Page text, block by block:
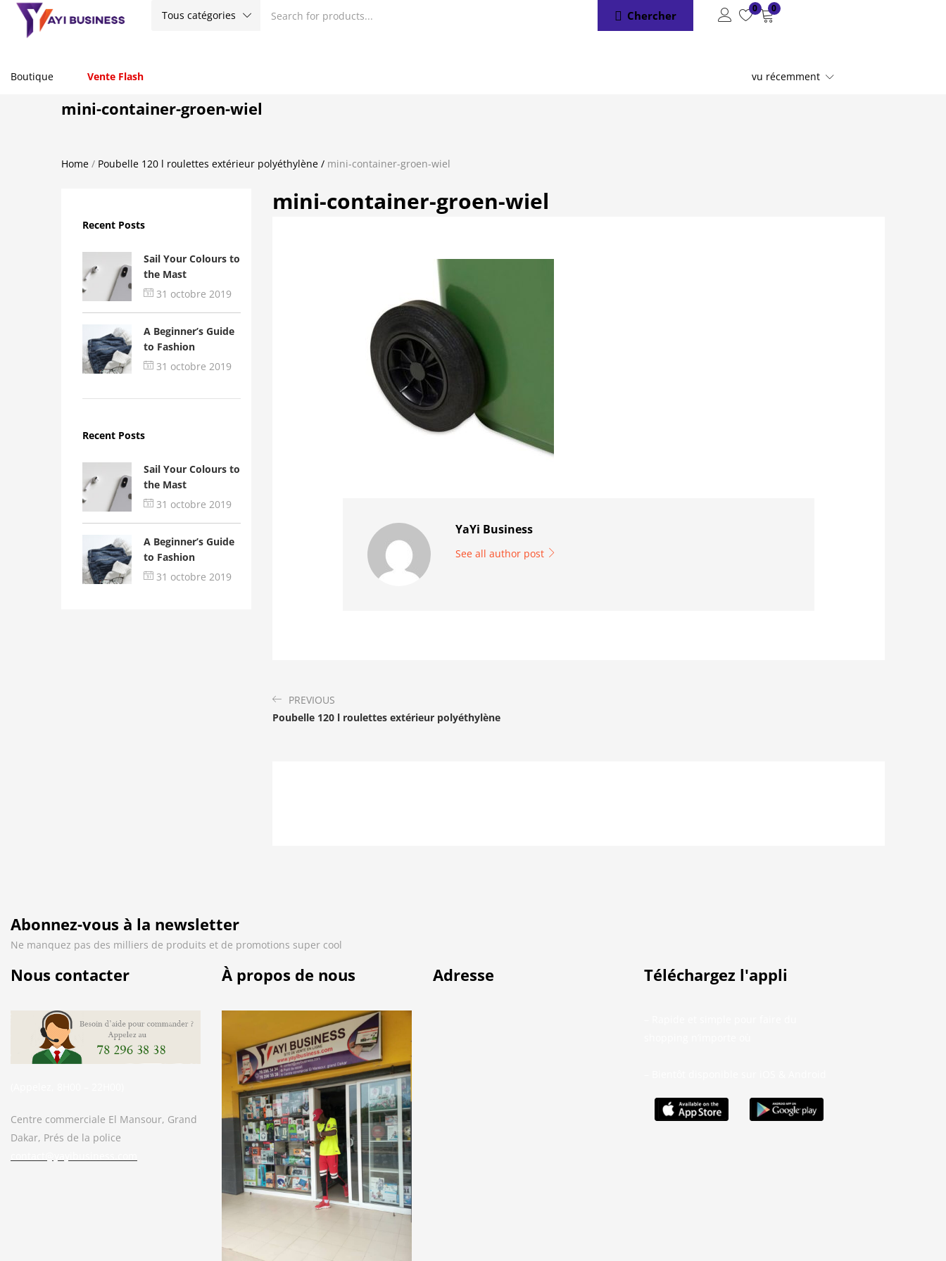
Tous catégories Chercher
0 0
Boutique Vente Flash vu récemment
mini-container-groen-wiel
Home / Poubelle 120 l roulettes extérieur polyéthylène / mini-container-groen-wiel
Recent Posts
Sail Your Colours to
the Mast
31 octobre 2019
A Beginner’s Guide
to Fashion
31 octobre 2019
Recent Posts
Sail Your Colours to
the Mast
31 octobre 2019
A Beginner’s Guide
to Fashion
31 octobre 2019
mini-container-groen-wiel
YaYi Business
See all author post
PREVIOUS
Poubelle 120 l roulettes extérieur polyéthylène
Abonnez-vous à la newsletter
Ne manquez pas des milliers de produits et de promotions super cool
Nous contacter
Centre commerciale El Mansour, Grand
Dakar, Prés de la police
À propos de nous Adresse Téléchargez l'appli
Bonjour. En quoi puis-je vous aider ?